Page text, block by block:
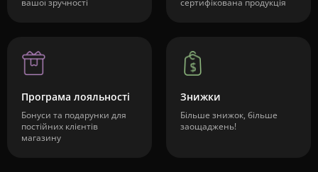
вашої зручності
сертифікована продукція
Програма лояльності
Бонуси та подарунки для
постійних клієнтів
магазину
Знижки
Більше знижок, більше
заощаджень!